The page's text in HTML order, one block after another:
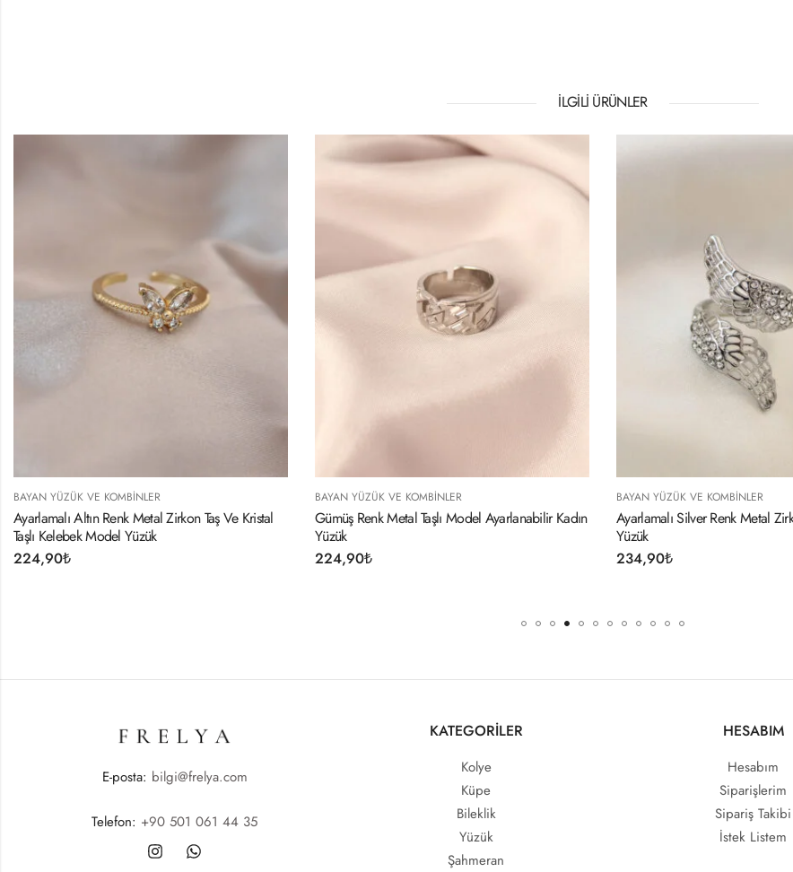
İLGILI ÜRÜNLER
Metal Zirkon Taş Ve Kristal
BAYAN YÜZÜK VE KOMBINLER
Gümüş Renk Metal Taşlı Model Ayarlanabilir Kadın
BAYAN YÜZÜK VE KOMBINLER
Ayarlamalı Silver Renk Metal Zirkon Taşlı Kanat
E-posta: bilgi@frelya.com
Telefon: +90 501 061 44 35
KATEGORİLER
Kolye
Küpe
Bileklik
Yüzük
Şahmeran
HESABIM
Hesabım
Siparişlerim
Sipariş Takibi
İstek Listem